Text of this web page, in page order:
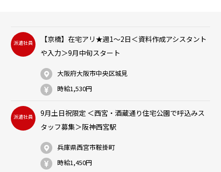
派遣社員
【京橋】在宅アリ★週1～2日＜資料作成アシスタント
や入力＞9月中旬スタート
大阪府大阪市中央区城見
時給1,530円
派遣社員
9月土日祝限定 ＜西宮・酒蔵通り住宅公園で呼込みス
タッフ募集＞阪神西宮駅
兵庫県西宮市鞍掛町
時給1,450円